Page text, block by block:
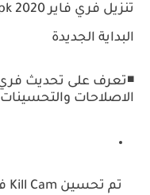
البداية الجديدة
الاصلاحات والتحسينات
تم تحسين Kill Cam في وضع Battle Royale